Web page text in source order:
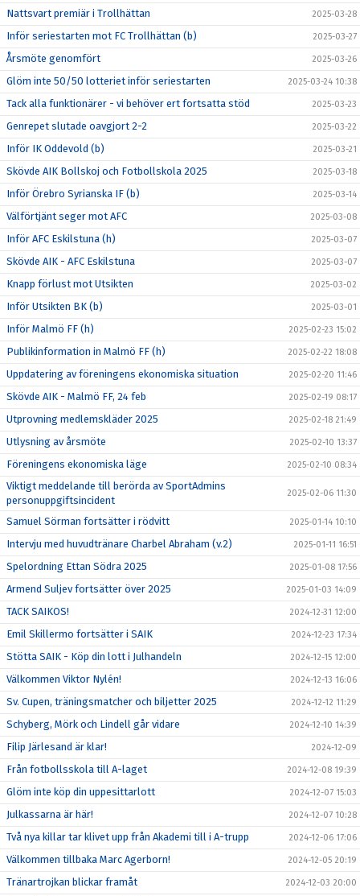
Nattsvart premiär i Trollhättan 2025-03-28
Inför seriestarten mot FC Trollhättan (b) 2025-03-27
Årsmöte genomfört 2025-03-26
Glöm inte 50/50 lotteriet inför seriestarten 2025-03-24 10:38
Tack alla funktionärer - vi behöver ert fortsatta stöd 2025-03-23
Genrepet slutade oavgjort 2-2 2025-03-22
Inför IK Oddevold (b) 2025-03-21
Skövde AIK Bollskoj och Fotbollskola 2025 2025-03-18
Inför Örebro Syrianska IF (b) 2025-03-14
Välförtjänt seger mot AFC 2025-03-08
Inför AFC Eskilstuna (h) 2025-03-07
Skövde AIK - AFC Eskilstuna 2025-03-07
Knapp förlust mot Utsikten 2025-03-02
Inför Utsikten BK (b) 2025-03-01
Inför Malmö FF (h) 2025-02-23 15:02
Publikinformation in Malmö FF (h) 2025-02-22 18:08
Uppdatering av föreningens ekonomiska situation 2025-02-20 11:46
Skövde AIK - Malmö FF, 24 feb 2025-02-19 08:17
Utprovning medlemskläder 2025 2025-02-18 21:49
Utlysning av årsmöte 2025-02-10 13:37
Föreningens ekonomiska läge 2025-02-10 08:34
Viktigt meddelande till berörda av SportAdmins
personuppgiftsincident
2025-02-06 11:30
Samuel Sörman fortsätter i rödvitt 2025-01-14 10:10
Intervju med huvudtränare Charbel Abraham (v.2) 2025-01-11 16:51
Spelordning Ettan Södra 2025 2025-01-08 17:56
Armend Suljev fortsätter över 2025 2025-01-03 14:09
TACK SAIKOS! 2024-12-31 12:00
Emil Skillermo fortsätter i SAIK 2024-12-23 17:34
Stötta SAIK - Köp din lott i Julhandeln 2024-12-15 12:00
Välkommen Viktor Nylén! 2024-12-13 16:06
Sv. Cupen, träningsmatcher och biljetter 2025 2024-12-12 11:29
Schyberg, Mörk och Lindell går vidare 2024-12-10 14:39
Filip Järlesand är klar! 2024-12-09
Från fotbollsskola till A-laget 2024-12-08 19:39
Glöm inte köp din uppesittarlott 2024-12-07 15:03
Julkassarna är här! 2024-12-07 10:28
Två nya killar tar klivet upp från Akademi till i A-trupp 2024-12-06 17:06
Välkommen tillbaka Marc Agerborn! 2024-12-05 20:19
Tränartrojkan blickar framåt 2024-12-03 20:00